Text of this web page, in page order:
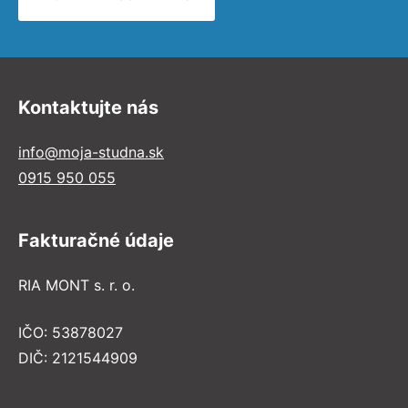
Kontaktujte nás
info@moja-studna.sk
0915 950 055
Fakturačné údaje
RIA MONT s. r. o.
IČO: 53878027
DIČ: 2121544909